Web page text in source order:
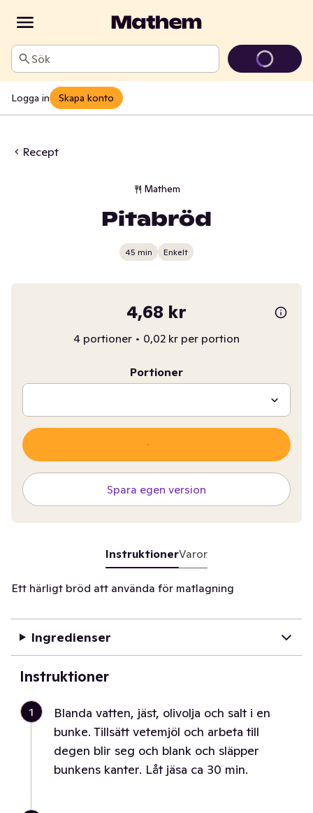
Sök
Logga in Skapa konto
Recept
Mathem
Pitabröd
45 min Enkelt
4,68 kr
4 portioner • 0,02 kr per portion
Portioner
Spara egen version
InstruktionerVaror
Ett härligt bröd att använda för matlagning
Ingredienser
Instruktioner
1
Blanda vatten, jäst, olivolja och salt i en
bunke. Tillsätt vetemjöl och arbeta till
degen blir seg och blank och släpper
bunkens kanter. Låt jäsa ca 30 min.